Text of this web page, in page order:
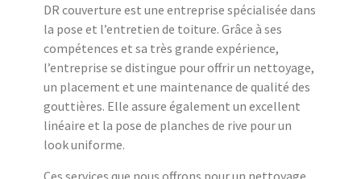
DR couverture est une entreprise spécialisée dans
la pose et l’entretien de toiture. Grâce à ses
compétences et sa très grande expérience,
l’entreprise se distingue pour offrir un nettoyage,
un placement et une maintenance de qualité des
gouttières. Elle assure également un excellent
linéaire et la pose de planches de rive pour un
look uniforme.